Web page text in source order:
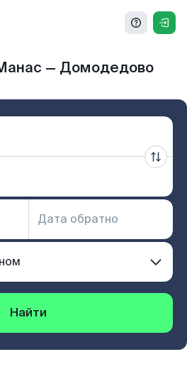
— Домодедово
Найти